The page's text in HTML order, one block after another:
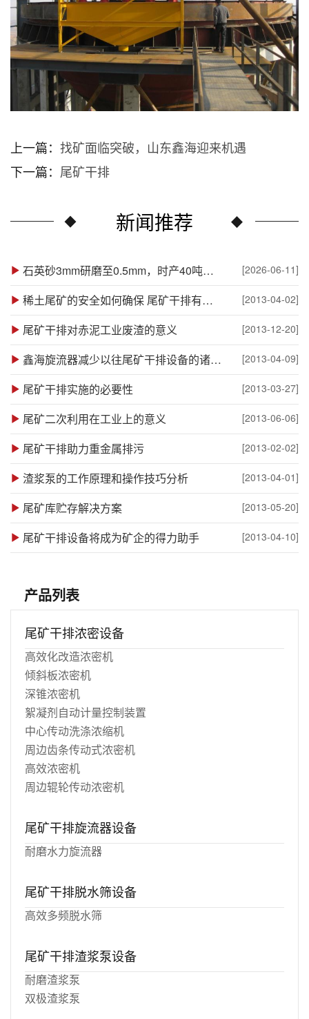
上一篇： 找矿面临突破，山东鑫海迎来机遇
下一篇： 尾矿干排
新闻推荐
石英砂3mm研磨至0.5mm，时产40吨选用什么设备？ [2026-06-11]
稀土尾矿的安全如何确保 尾矿干排有方法 [2013-04-02]
尾矿干排对赤泥工业废渣的意义 [2013-12-20]
鑫海旋流器减少以往尾矿干排设备的诸多缺陷 [2013-04-09]
尾矿干排实施的必要性 [2013-03-27]
尾矿二次利用在工业上的意义 [2013-06-06]
尾矿干排助力重金属排污 [2013-02-02]
渣浆泵的工作原理和操作技巧分析 [2013-04-01]
尾矿库贮存解决方案 [2013-05-20]
尾矿干排设备将成为矿企的得力助手 [2013-04-10]
产品列表
尾矿干排浓密设备
高效化改造浓密机
倾斜板浓密机
深锥浓密机
絮凝剂自动计量控制装置
中心传动洗涤浓缩机
周边齿条传动式浓密机
高效浓密机
周边辊轮传动浓密机
尾矿干排旋流器设备
耐磨水力旋流器
尾矿干排脱水筛设备
高效多频脱水筛
尾矿干排渣浆泵设备
耐磨渣浆泵
双极渣浆泵